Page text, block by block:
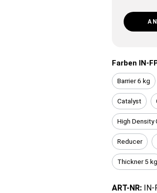
Farben IN-
Barrier 6 kg
Catalyst
High Density
Reducer
Thickner 5 kg
ART-NR: IN-